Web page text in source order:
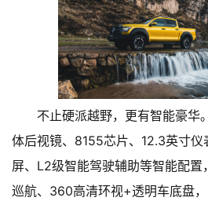
不止硬派越野，更有智能豪华
体后视镜、8155芯片、12.3英寸
屏、L2级智能驾驶辅助等智能配置
巡航、360高清环视+透明车底盘